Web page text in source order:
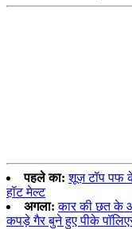
पहले का: शूज़ टॉप पफ के
हॉट मेल्ट
अगला: कार की छत के
कपड़े गैर बुने हुए पीके